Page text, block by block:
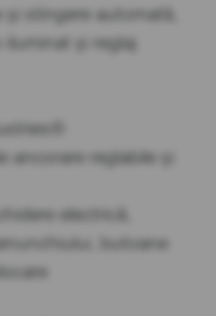
și stingere automată,
iluminat și reglaj
ancorare reglabile și
electrică,
butoane